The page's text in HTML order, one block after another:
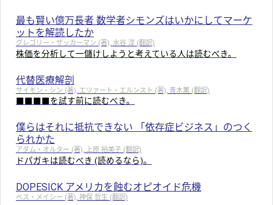
最も賢い億万長者 数学者シモンズはいかにしてマーケ
ットを解読したか
グレゴリー・ザッカーマン (著), 水谷 淳 (翻訳)
株価を分析して一儲けしようと考えている人は読むべき。
代替医療解剖
サイモン・シン (著), エツァート・エルンスト (著), 青木薫 (翻訳)
■■■■を試す前に読むべき。
僕らはそれに抵抗できない 「依存症ビジネス」のつく
られかた
アダム・オルター (著), 上原 裕美子 (翻訳)
ドパガキは読むべき (読めるなら)。
DOPESICK アメリカを蝕むオピオイド危機
ベス・メイシー (著), 神保 哲生 (翻訳)